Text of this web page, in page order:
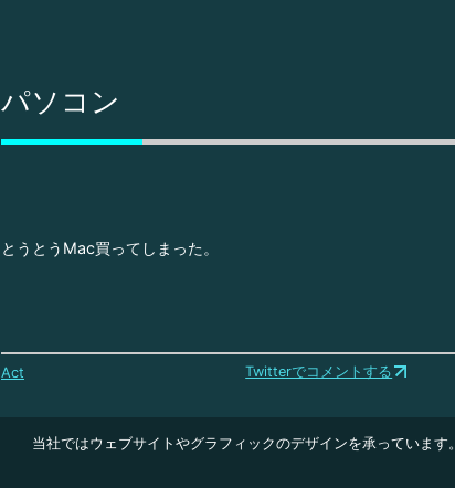
パソコン
とうとうMac買ってしまった。
Act Twitterでコメントする
当社ではウェブサイトやグラフィックのデザインを承っています。